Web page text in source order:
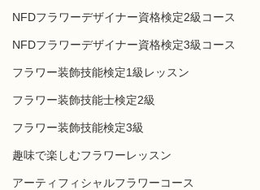
NFDフラワーデザイナー資格検定2級コース
NFDフラワーデザイナー資格検定3級コース
フラワー装飾技能検定1級レッスン
フラワー装飾技能士検定2級
フラワー装飾技能検定3級
趣味で楽しむフラワーレッスン
アーティフィシャルフラワーコース